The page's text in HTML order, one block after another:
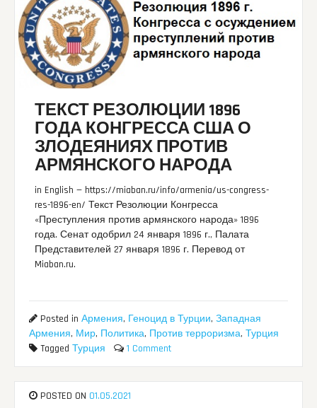
ТЕКСТ РЕЗОЛЮЦИИ 1896
ГОДА КОНГРЕССА США О
ЗЛОДЕЯНИЯХ ПРОТИВ
АРМЯНСКОГО НАРОДА
in English — https://miaban.ru/info/armenia/us-congress-
res-1896-en/ Текст Резолюции Конгресса
«Преступления против армянского народа» 1896
года. Сенат одобрил 24 января 1896 г., Палата
Представителей 27 января 1896 г. Перевод от
Miaban.ru.
Posted inАрмения, Геноцид в Турции,Западная
Армения, Мир, Политика, Против терроризма,Турция
TaggedТурция 1 Comment
POSTED ON 01.05.2021